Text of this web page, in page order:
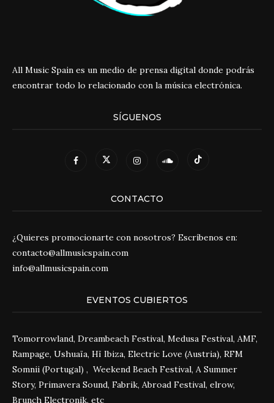
All Music Spain es un medio de prensa digital donde podrás
encontrar todo lo relacionado con la música electrónica.
SÍGUENOS
CONTACTO
¿Quieres promocionarte con nosotros? Escríbenos en:
contacto@allmusicspain.com
info@allmusicspain.com
EVENTOS CUBIERTOS
Tomorrowland, Dreambeach Festival, Medusa Festival, AMF,
Rampage, Ushuaïa, Hï Ibiza, Electric Love (Austria), RFM
Somnii (Portugal) , Weekend Beach Festival, A Summer
Story, Primavera Sound, Fabrik, Abroad Festival, elrow,
Brunch Electronik, etc